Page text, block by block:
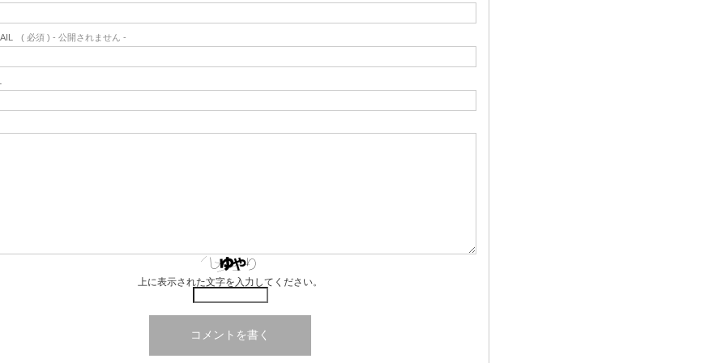
( 必須 ) - 公開されません -
上に表示された文字を入力してください。